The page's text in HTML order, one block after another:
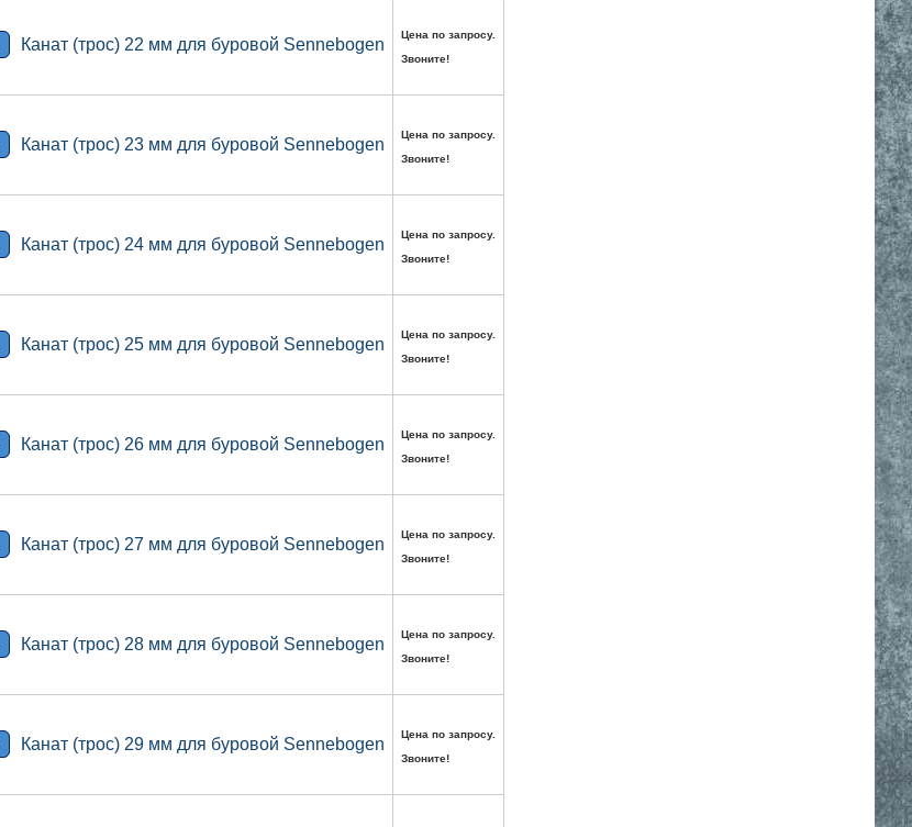
Канат (трос) 22 мм для буровой Sennebogen
Цена по запросу.
Звоните!
Канат (трос) 23 мм для буровой Sennebogen
Цена по запросу.
Звоните!
Канат (трос) 24 мм для буровой Sennebogen
Цена по запросу.
Звоните!
Канат (трос) 25 мм для буровой Sennebogen
Цена по запросу.
Звоните!
Канат (трос) 26 мм для буровой Sennebogen
Цена по запросу.
Звоните!
Канат (трос) 27 мм для буровой Sennebogen
Цена по запросу.
Звоните!
Канат (трос) 28 мм для буровой Sennebogen
Цена по запросу.
Звоните!
Канат (трос) 29 мм для буровой Sennebogen
Цена по запросу.
Звоните!